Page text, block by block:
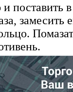
поставить